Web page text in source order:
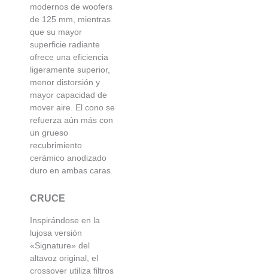
modernos de woofers
de 125 mm, mientras
que su mayor
superficie radiante
ofrece una eficiencia
ligeramente superior,
menor distorsión y
mayor capacidad de
mover aire. El cono se
refuerza aún más con
un grueso
recubrimiento
cerámico anodizado
duro en ambas caras.
CRUCE
Inspirándose en la
lujosa versión
«Signature» del
altavoz original, el
crossover utiliza filtros